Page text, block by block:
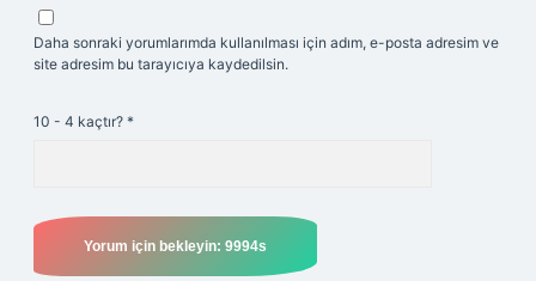
Daha sonraki yorumlarımda kullanılması için adım, e-posta adresim ve
site adresim bu tarayıcıya kaydedilsin.
10 - 4 kaçtır? *